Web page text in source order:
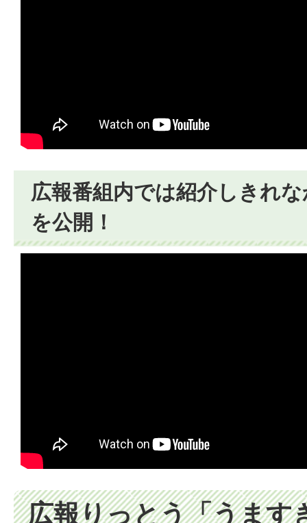
広報番組内では紹介しきれ
を公開！
広報りっとう「うます